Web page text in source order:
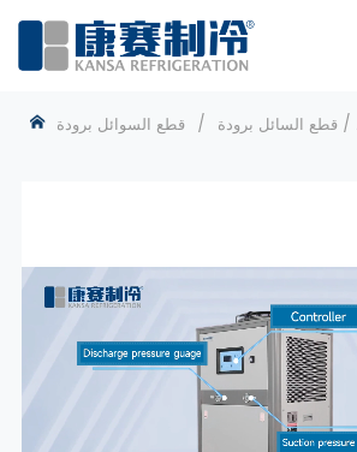
/ قطع السائل برودة / قطع السوائل برودة